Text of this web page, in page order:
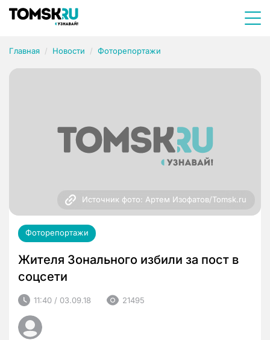
Главная Новости Фоторепортажи
Источник фото: Артем Изофатов/Tomsk.ru
Фоторепортажи
Жителя Зонального избили за пост в
соцсети
11:40 / 03.09.18 21495